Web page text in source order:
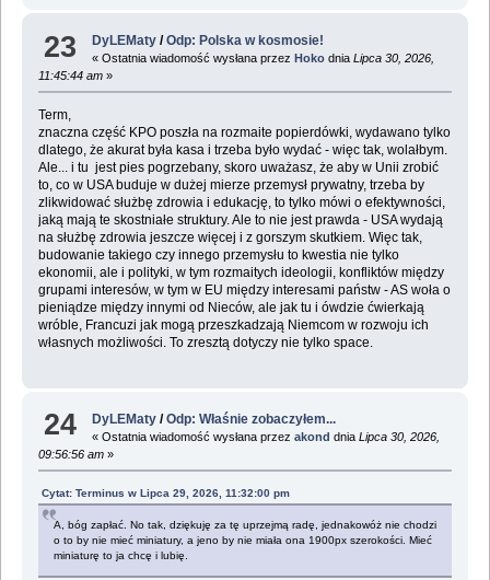
23 DyLEMaty /Odp: Polska w kosmosie!
« Ostatnia wiadomość wysłana przez Hoko dnia Lipca 30, 2026,
11:45:44 am»
Term,
znaczna część KPO poszła na rozmaite popierdówki, wydawano tylko
dlatego, że akurat była kasa i trzeba było wydać - więc tak, wolałbym.
Ale... i tu jest pies pogrzebany, skoro uważasz, że aby w Unii zrobić
to, co w USA buduje w dużej mierze przemysł prywatny, trzeba by
zlikwidować służbę zdrowia i edukację, to tylko mówi o efektywności,
jaką mają te skostniałe struktury. Ale to nie jest prawda - USA wydają
na służbę zdrowia jeszcze więcej i z gorszym skutkiem. Więc tak,
budowanie takiego czy innego przemysłu to kwestia nie tylko
ekonomii, ale i polityki, w tym rozmaitych ideologii, konfliktów między
grupami interesów, w tym w EU między interesami państw - AS woła o
pieniądze między innymi od Nieców, ale jak tu i ówdzie ćwierkają
wróble, Francuzi jak mogą przeszkadzają Niemcom w rozwoju ich
własnych możliwości. To zresztą dotyczy nie tylko space.
24 DyLEMaty /Odp: Właśnie zobaczyłem...
« Ostatnia wiadomość wysłana przezakond dnia Lipca 30, 2026,
09:56:56 am»
Cytat: Terminus w Lipca 29, 2026, 11:32:00 pm
A, bóg zapłać. No tak, dziękuję za tę uprzejmą radę, jednakowóż nie chodzi
o to by nie mieć miniatury, a jeno by nie miała ona 1900px szerokości. Mieć
miniaturę to ja chcę i lubię.